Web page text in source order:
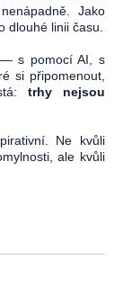
Jako
dlouhé linii času.
— s pomocí AI, s
si připomenout,
trhy nejsou
Ne kvůli
ale kvůli